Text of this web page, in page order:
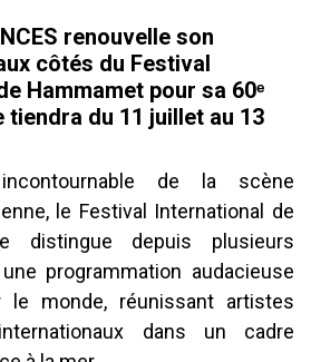
renouvelle son
côtés du Festival
Hammamet pour sa 60ᵉ
tiendra du 11 juillet au 13
incontournable de la scène
le Festival International de
distingue depuis plusieurs
programmation audacieuse
monde, réunissant artistes
dans un cadre